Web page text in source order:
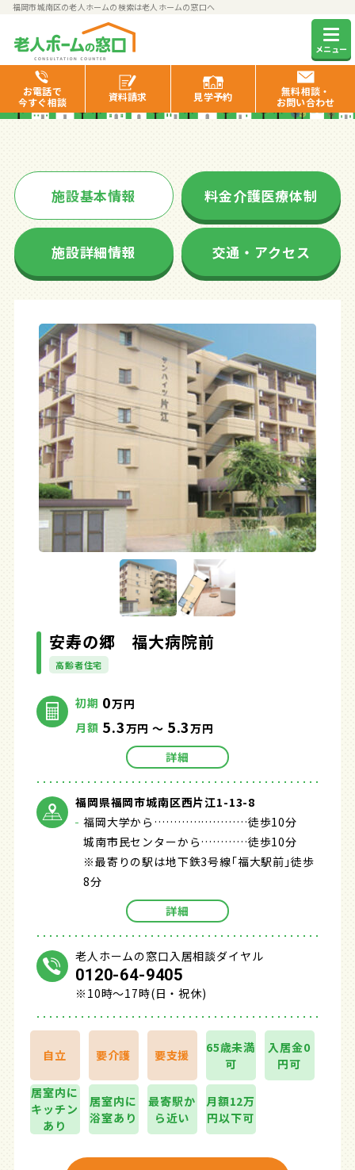
福岡市城南区の老人ホームの検索は老人ホームの窓口へ
メニュー
お電話で
今すぐ相談
資料請求 見学予約
無料相談・
お問い合わせ
安寿の郷 福大病院前
施設基本情報 料金介護医療体制
施設詳細情報 交通・アクセス
安寿の郷 福大病院前
高齢者住宅
初期 0万円
月額 5.3万円 ～ 5.3万円
詳細
福岡県福岡市城南区西片江1-13-8
福岡大学から……………………徒歩10分
城南市民センターから…………徒歩10分
※最寄りの駅は地下鉄3号線｢福大駅前｣徒歩
8分
詳細
老人ホームの窓口入居相談ダイヤル
0120-64-9405
※10時～17時(日・祝休)
自立 要介護 要支援
65歳未満
可
入居金0
円可
居室内に
キッチン
あり
居室内に
浴室あり
最寄駅か
ら近い
月額12万
円以下可